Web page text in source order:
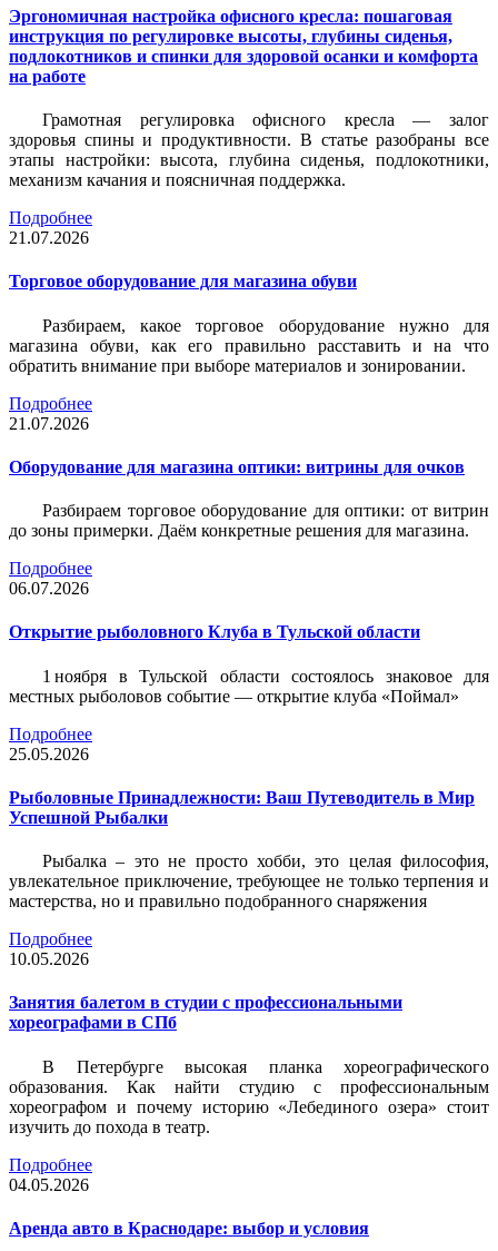
Эргономичная настройка офисного кресла: пошаговая
инструкция по регулировке высоты, глубины сиденья,
подлокотников и спинки для здоровой осанки и комфорта
на работе
Грамотная регулировка офисного кресла — залог
здоровья спины и продуктивности. В статье разобраны все
этапы настройки: высота, глубина сиденья, подлокотники,
механизм качания и поясничная поддержка.
Подробнее
21.07.2026
Торговое оборудование для магазина обуви
Разбираем, какое торговое оборудование нужно для
магазина обуви, как его правильно расставить и на что
обратить внимание при выборе материалов и зонировании.
Подробнее
21.07.2026
Оборудование для магазина оптики: витрины для очков
Разбираем торговое оборудование для оптики: от витрин
до зоны примерки. Даём конкретные решения для магазина.
Подробнее
06.07.2026
Открытие рыболовного Клуба в Тульской области
1 ноября в Тульской области состоялось знаковое для
местных рыболовов событие — открытие клуба «Поймал»
Подробнее
25.05.2026
Рыболовные Принадлежности: Ваш Путеводитель в Мир
Успешной Рыбалки
Рыбалка – это не просто хобби, это целая философия,
увлекательное приключение, требующее не только терпения и
мастерства, но и правильно подобранного снаряжения
Подробнее
10.05.2026
Занятия балетом в студии с профессиональными
хореографами в СПб
В Петербурге высокая планка хореографического
образования. Как найти студию с профессиональным
хореографом и почему историю «Лебединого озера» стоит
изучить до похода в театр.
Подробнее
04.05.2026
Аренда авто в Краснодаре: выбор и условия